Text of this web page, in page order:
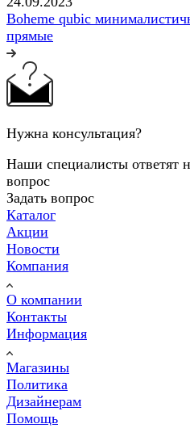
Boheme qubic
прямые
Нужна консультация?
Наши специалисты ответят
вопрос
Задать вопрос
Каталог
Акции
Новости
Компания
О компании
Контакты
Информация
Магазины
Политика
Дизайнерам
Помощь